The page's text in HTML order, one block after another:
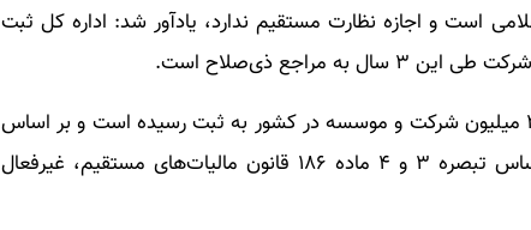
است و اجازه نظارت مستقیم ندارد، یادآور شد: اداره کل ثبت
مراجع ذی‌صلاح است.
مدیرکل ثبت شرکت‌ها تصریح کرد: هم‌اکنون بیش از ۲ میلیون شرکت و موسسه در کشور به ثبت رسیده است و بر اساس
همکاری این اداره کل بیش از ۸۰۰ هزار شرکت بر اساس تبصره ۳ و ۴ ماده ۱۸۶ قانون مالیات‌های مستقیم، غیرفعال